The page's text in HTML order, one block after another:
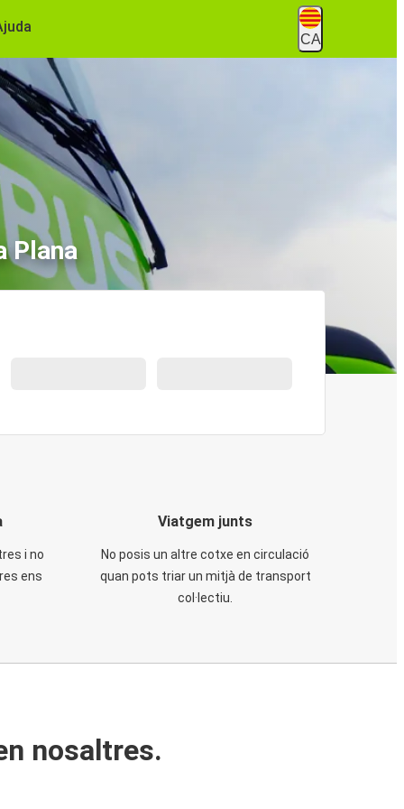
CA
Plana
i no
ens
Viatgem junts
No posis un altre cotxe en circulació
quan pots triar un mitjà de transport
col·lectiu.
nosaltres.